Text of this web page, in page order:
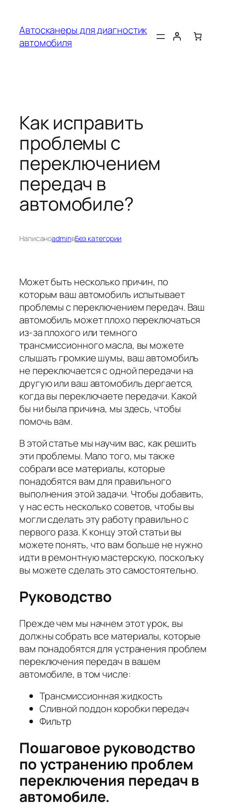
содержимому
Автосканеры для диагностик
автомобиля
Как исправить
проблемы с
переключением
передач в
автомобиле?
НаписаноadminвБез категории
Может быть несколько причин, по
которым ваш автомобиль испытывает
проблемы с переключением передач. Ваш
автомобиль может плохо переключаться
из-за плохого или темного
трансмиссионного масла, вы можете
слышать громкие шумы, ваш автомобиль
не переключается с одной передачи на
другую или ваш автомобиль дергается,
когда вы переключаете передачи. Какой
бы ни была причина, мы здесь, чтобы
помочь вам.
В этой статье мы научим вас, как решить
эти проблемы. Мало того, мы также
собрали все материалы, которые
понадобятся вам для правильного
выполнения этой задачи. Чтобы добавить,
у нас есть несколько советов, чтобы вы
могли сделать эту работу правильно с
первого раза. К концу этой статьи вы
можете понять, что вам больше не нужно
идти в ремонтную мастерскую, поскольку
вы можете сделать это самостоятельно.
Руководство
Прежде чем мы начнем этот урок, вы
должны собрать все материалы, которые
вам понадобятся для устранения проблем
переключения передач в вашем
автомобиле, в том числе:
Трансмиссионная жидкость
Сливной поддон коробки передач
Фильтр
Пошаговое руководство
по устранению проблем
переключения передач в
автомобиле.